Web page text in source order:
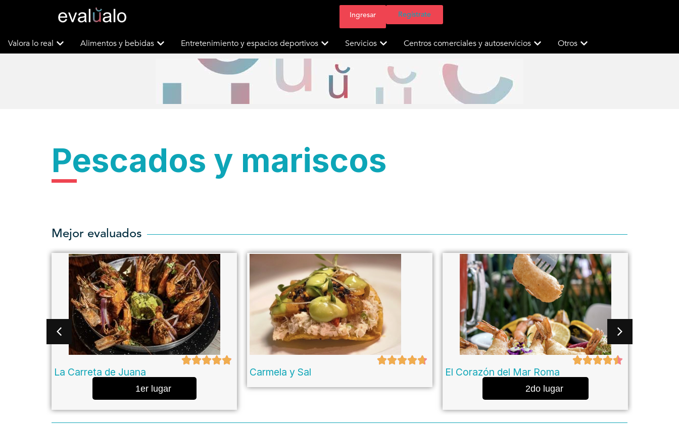
Ingresar Regístrate
Valora lo real Alimentos y bebidas Entretenimiento y espacios deportivos Servicios Centros comerciales y autoservicios Otros
Pescados y mariscos
Mejor evaluados
La Carreta de Juana
1er lugar
Carmela y Sal El Corazón del Mar Roma
2do lugar